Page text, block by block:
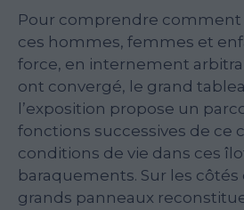
Pour comprendre comment
ces hommes, femmes et
force, en internement
ont convergé, le grand
l’exposition propose un
fonctions successives de ce
conditions de vie dans ces
baraquements. Sur les côtés
grands panneaux